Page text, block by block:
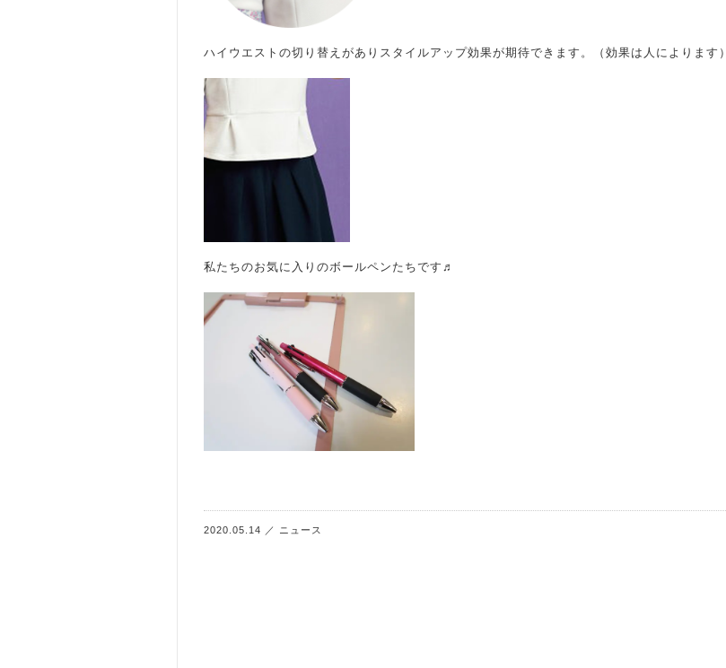
ハイウエストの切り替えがありスタイルアップ効果が期待できます。（効果は人によります）
私たちのお気に入りのボールペンたちです♬
2020.05.14 ／ ニュース